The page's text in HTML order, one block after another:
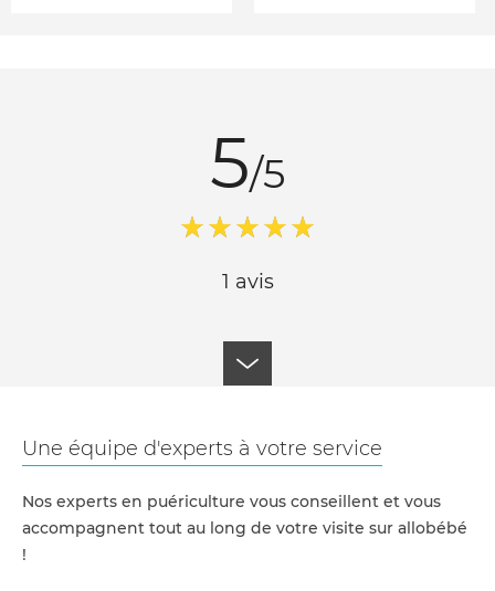
5/5
1 avis
Une équipe d'experts à votre service
Nos experts en puériculture vous conseillent et vous
accompagnent tout au long de votre visite sur allobébé
!